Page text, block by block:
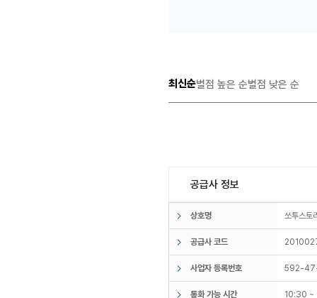
최신순별점 높은 순별점 낮은 순
공급사 정보
상호명 쏘투스
공급사 코드
사업자 등록번호 592-
통화 가능 시간 10:30